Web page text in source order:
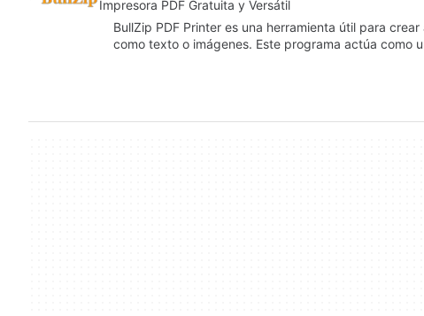
Impresora PDF Gratuita y Versátil
BullZip PDF Printer es una herramienta útil para
como texto o imágenes. Este programa actúa como